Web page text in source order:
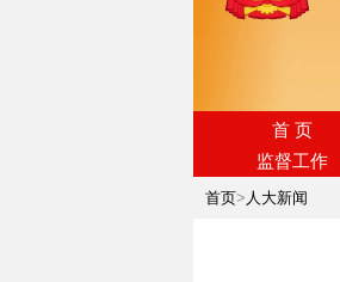
首 页
监督工作
首页> 人大新闻